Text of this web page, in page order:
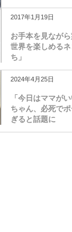
2017年1月19日
お手本を見なが
世界を楽しめる
ち」
2024年4月25日
「今日はママが
ちゃん、必死で
ぎると話題に